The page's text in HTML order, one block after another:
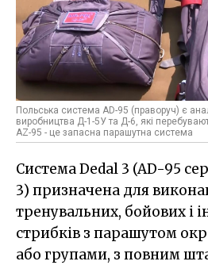
Польська система АD-95 (праворуч) є
виробництва Д-1-5У та Д-6, які
AZ-95 - це запасна парашутна система
Система Dedal 3 (AD-95
3) призначена для
тренувальних, бойових і
стрибків з парашутом
або групами, з повним